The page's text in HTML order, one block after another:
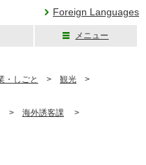
Foreign Languages
メニュー
・しごと > 観光 >
> 海外誘客課 >